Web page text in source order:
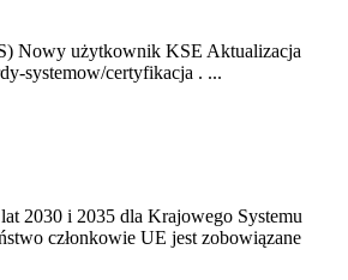
Nowy użytkownik KSE Aktualizacja
systemow/certyfikacja . ...
2030 i 2035 dla Krajowego Systemu
członkowie UE jest zobowiązane